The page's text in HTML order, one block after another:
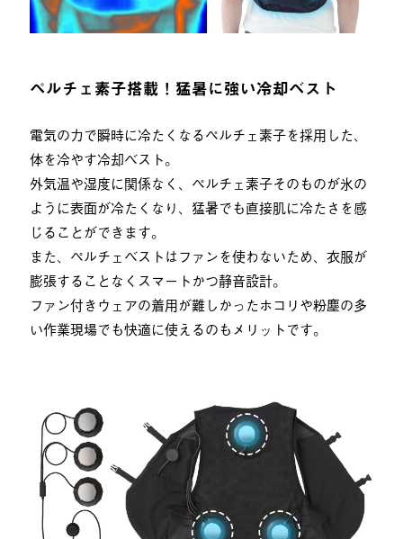
ペルチェ素子搭載！猛暑に強い冷却ベスト
電気の力で瞬時に冷たくなるペルチェ素子を採用した、
体を冷やす冷却ベスト。
外気温や湿度に関係なく、ペルチェ素子そのものが氷の
ように表面が冷たくなり、猛暑でも直接肌に冷たさを感
じることができます。
また、ペルチェベストはファンを使わないため、衣服が
膨張することなくスマートかつ静音設計。
ファン付きウェアの着用が難しかったホコリや粉塵の多
い作業現場でも快適に使えるのもメリットです。